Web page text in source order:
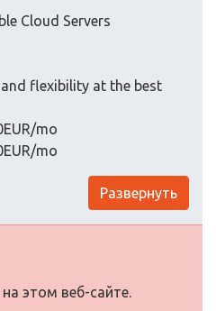
Cloud Servers
flexibility at the best
mo
mo
Развернуть
этом веб-сайте.